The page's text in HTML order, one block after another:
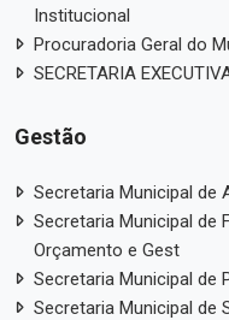
Institucional
Procuradoria Geral do
SECRETARIA
Gestão
Secretaria Municipal de
Secretaria Municipal de
Orçamento e Gest
Secretaria Municipal de
Secretaria Municipal de